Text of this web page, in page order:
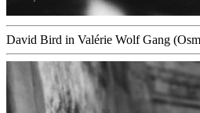
David Bird in Valérie Wolf Gang